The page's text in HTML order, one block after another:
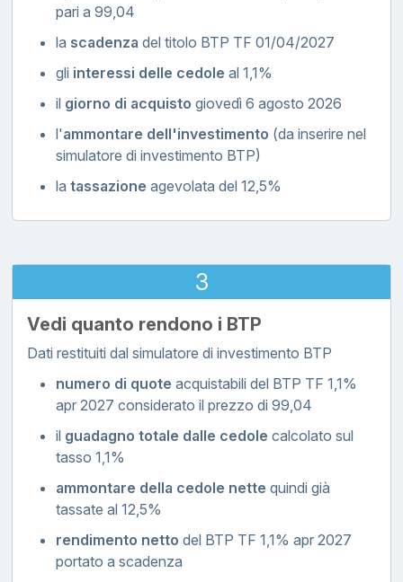
pari a 99,04
la scadenza del titolo BTP TF 01/04/2027
gli interessi delle cedole al 1,1%
il giorno di acquisto giovedì 6 agosto 2026
l'ammontare dell'investimento (da inserire nel
simulatore di investimento BTP)
la tassazione agevolata del 12,5%
3
Vedi quanto rendono i BTP
Dati restituiti dal simulatore di investimento BTP
numero di quote acquistabili del BTP TF 1,1%
apr 2027 considerato il prezzo di 99,04
il guadagno totale dalle cedole calcolato sul
tasso 1,1%
ammontare della cedole nette quindi già
tassate al 12,5%
rendimento netto del BTP TF 1,1% apr 2027
portato a scadenza